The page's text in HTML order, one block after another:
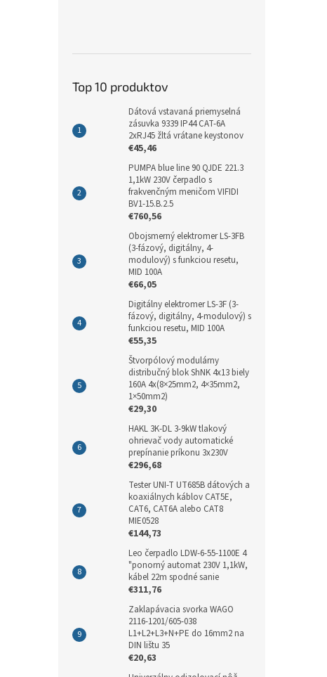
Top 10 produktov
Dátová vstavaná priemyselná
zásuvka 9339 IP44 CAT-6A
2xRJ45 žltá vrátane keystonov
€45,46
PUMPA blue line 90 QJDE 221.3
1,1kW 230V čerpadlo s
frakvenčným meničom VIFIDI
BV1-15.B.2.5
€760,56
Obojsmerný elektromer LS-3FB
(3-fázový, digitálny, 4-
modulový) s funkciou resetu,
MID 100A
€66,05
Digitálny elektromer LS-3F (3-
fázový, digitálny, 4-modulový) s
funkciou resetu, MID 100A
€55,35
Štvorpólový modulárny
distribučný blok ShNK 4x13 biely
160A 4x(8×25mm2, 4×35mm2,
1×50mm2)
€29,30
HAKL 3K-DL 3-9kW tlakový
ohrievač vody automatické
prepínanie príkonu 3x230V
€296,68
Tester UNI-T UT685B dátových a
koaxiálnych káblov CAT5E,
CAT6, CAT6A alebo CAT8
MIE0528
€144,73
Leo čerpadlo LDW-6-55-1100E 4
"ponorný automat 230V 1,1kW,
kábel 22m spodné sanie
€311,76
Zaklapávacia svorka WAGO
2116-1201/605-038
L1+L2+L3+N+PE do 16mm2 na
DIN lištu 35
€20,63